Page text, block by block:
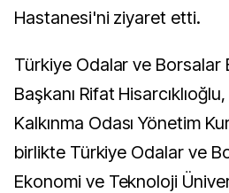
Hastanesi'ni ziyaret etti.
Türkiye Odalar ve Borsalar
Başkanı Rifat
Kalkınma Odası Yönetim
birlikte Türkiye Odalar ve
Ekonomi ve Teknoloji